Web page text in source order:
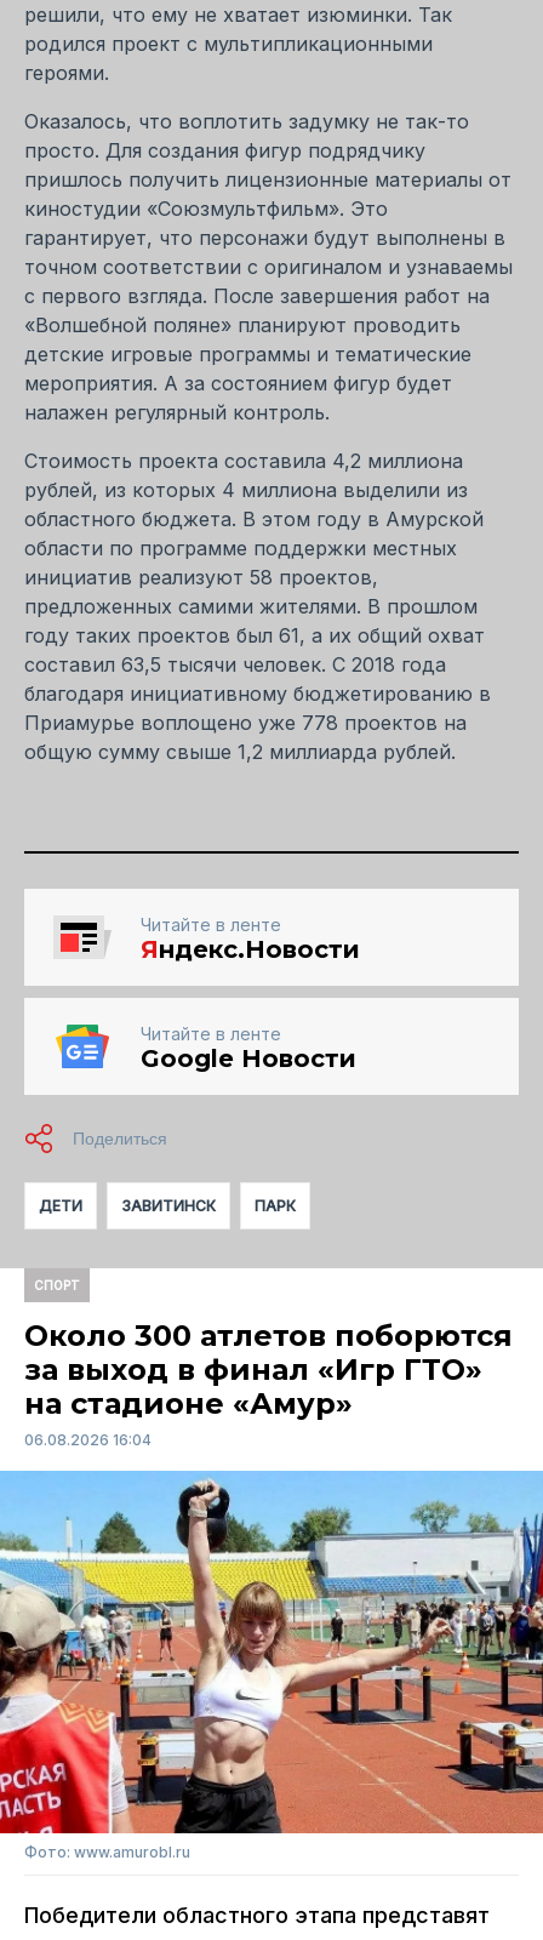
решили, что ему не хватает изюминки. Так
родился проект с мультипликационными
героями.
Оказалось, что воплотить задумку не так-то
просто. Для создания фигур подрядчику
пришлось получить лицензионные материалы от
киностудии «Союзмультфильм». Это
гарантирует, что персонажи будут выполнены в
точном соответствии с оригиналом и узнаваемы
с первого взгляда. После завершения работ на
«Волшебной поляне» планируют проводить
детские игровые программы и тематические
мероприятия. А за состоянием фигур будет
налажен регулярный контроль.
Стоимость проекта составила 4,2 миллиона
рублей, из которых 4 миллиона выделили из
областного бюджета. В этом году в Амурской
области по программе поддержки местных
инициатив реализуют 58 проектов,
предложенных самими жителями. В прошлом
году таких проектов был 61, а их общий охват
составил 63,5 тысячи человек. С 2018 года
благодаря инициативному бюджетированию в
Приамурье воплощено уже 778 проектов на
общую сумму свыше 1,2 миллиарда рублей.
Читайте в ленте
Яндекс.Новости
Читайте в ленте
Google Новости
ДЕТИ ЗАВИТИНСК ПАРК
СПОРТ
Около 300 атлетов поборются
за выход в финал «Игр ГТО»
на стадионе «Амур»
06.08.2026 16:04
Фото: www.amurobl.ru
Победители областного этапа представят